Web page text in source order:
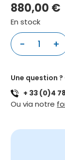
880,00 €
En stock
-
quantité
ANTONIUS
FIN
XIXe
1 +
Une question
+ 33 (0)4
Ou via notre